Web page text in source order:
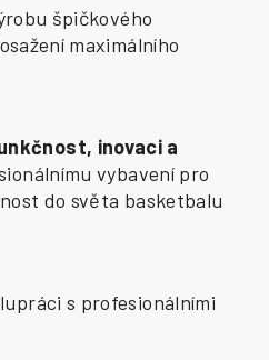
špičkového
maximálního
inovaci a
vybavení pro
do světa basketbalu
s profesionálními